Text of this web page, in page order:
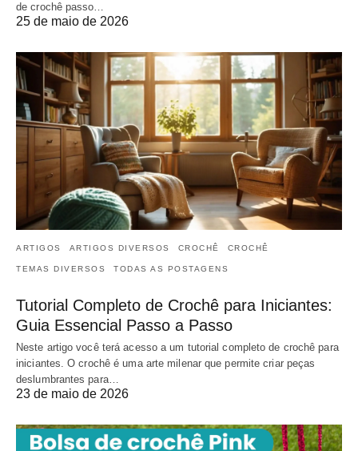
de crochê passo…
25 de maio de 2026
ARTIGOS ARTIGOS DIVERSOS CROCHÊ CROCHÊ
TEMAS DIVERSOS TODAS AS POSTAGENS
Tutorial Completo de Crochê para Iniciantes:
Guia Essencial Passo a Passo
Neste artigo você terá acesso a um tutorial completo de crochê para
iniciantes. O crochê é uma arte milenar que permite criar peças
deslumbrantes para…
23 de maio de 2026